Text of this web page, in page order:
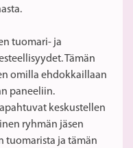
tuomari- ja
Tämän
omilla ehdokkaillaan
paneeliin.
keskustellen
ryhmän jäsen
tuomarista ja tämän